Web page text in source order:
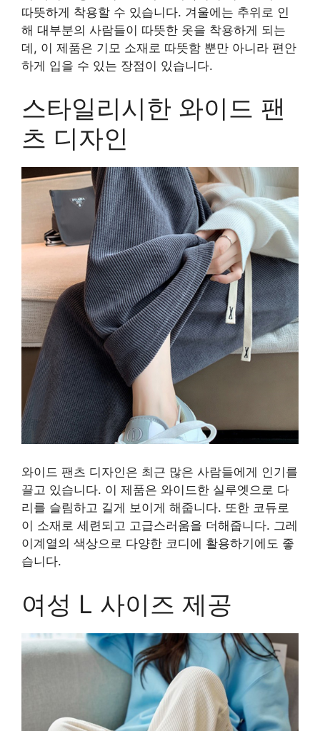
따뜻하게 착용할 수 있습니다. 겨울에는 추위로 인
해 대부분의 사람들이 따뜻한 옷을 착용하게 되는
데, 이 제품은 기모 소재로 따뜻함 뿐만 아니라 편안
하게 입을 수 있는 장점이 있습니다.
스타일리시한 와이드 팬
츠 디자인
와이드 팬츠 디자인은 최근 많은 사람들에게 인기를
끌고 있습니다. 이 제품은 와이드한 실루엣으로 다
리를 슬림하고 길게 보이게 해줍니다. 또한 코듀로
이 소재로 세련되고 고급스러움을 더해줍니다. 그레
이계열의 색상으로 다양한 코디에 활용하기에도 좋
습니다.
여성 L 사이즈 제공